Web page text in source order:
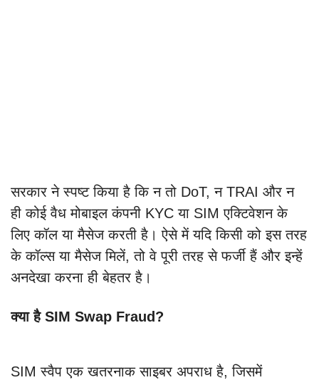
सरकार ने स्पष्ट किया है कि न तो DoT, न TRAI और न
ही कोई वैध मोबाइल कंपनी KYC या SIM एक्टिवेशन के
लिए कॉल या मैसेज करती है। ऐसे में यदि किसी को इस तरह
के कॉल्स या मैसेज मिलें, तो वे पूरी तरह से फर्जी हैं और इन्हें
अनदेखा करना ही बेहतर है।
क्या है SIM Swap Fraud?
SIM स्वैप एक खतरनाक साइबर अपराध है, जिसमें